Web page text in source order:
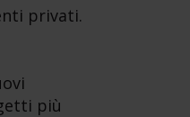
privati.
più